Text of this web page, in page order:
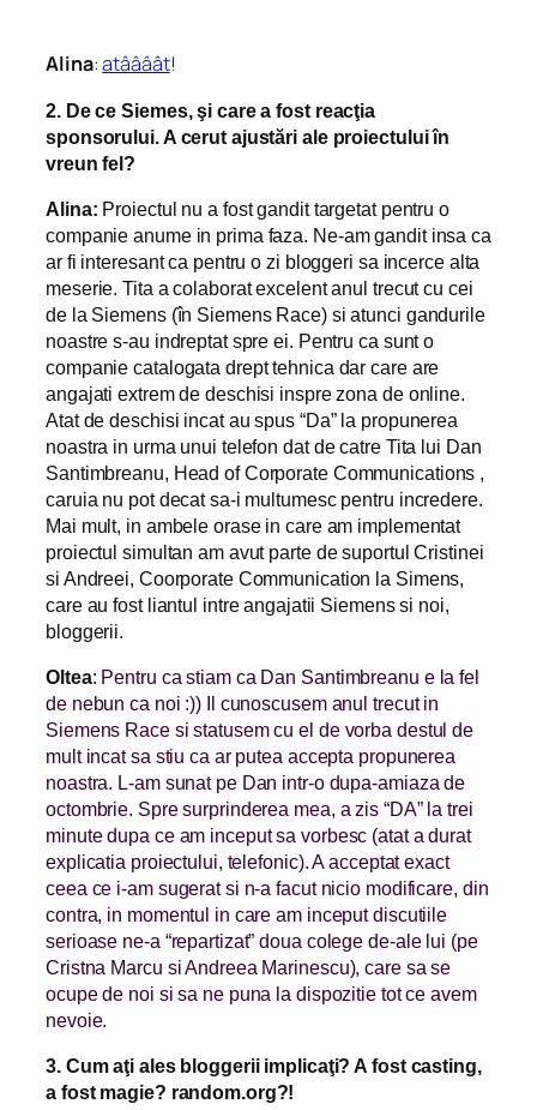
Alina:atâââât!
2. De ce Siemes, şi care a fost reacţia
sponsorului. A cerut ajustări ale proiectului în
vreun fel?
Alina: Proiectul nu a fost gandit targetat pentru o
companie anume in prima faza. Ne-am gandit insa ca
ar fi interesant ca pentru o zi bloggeri sa incerce alta
meserie. Tita a colaborat excelent anul trecut cu cei
de la Siemens (în Siemens Race) si atunci gandurile
noastre s-au indreptat spre ei. Pentru ca sunt o
companie catalogata drept tehnica dar care are
angajati extrem de deschisi inspre zona de online.
Atat de deschisi incat au spus “Da” la propunerea
noastra in urma unui telefon dat de catre Tita lui Dan
Santimbreanu, Head of Corporate Communications ,
caruia nu pot decat sa-i multumesc pentru incredere.
Mai mult, in ambele orase in care am implementat
proiectul simultan am avut parte de suportul Cristinei
si Andreei, Coorporate Communication la Simens,
care au fost liantul intre angajatii Siemens si noi,
bloggerii.
Oltea: Pentru ca stiam ca Dan Santimbreanu e la fel
de nebun ca noi :)) Il cunoscusem anul trecut in
Siemens Race si statusem cu el de vorba destul de
mult incat sa stiu ca ar putea accepta propunerea
noastra. L-am sunat pe Dan intr-o dupa-amiaza de
octombrie. Spre surprinderea mea, a zis “DA” la trei
minute dupa ce am inceput sa vorbesc (atat a durat
explicatia proiectului, telefonic). A acceptat exact
ceea ce i-am sugerat si n-a facut nicio modificare, din
contra, in momentul in care am inceput discutiile
serioase ne-a “repartizat” doua colege de-ale lui (pe
Cristna Marcu si Andreea Marinescu), care sa se
ocupe de noi si sa ne puna la dispozitie tot ce avem
nevoie.
3. Cum aţi ales bloggerii implicaţi? A fost casting,
a fost magie? random.org?!